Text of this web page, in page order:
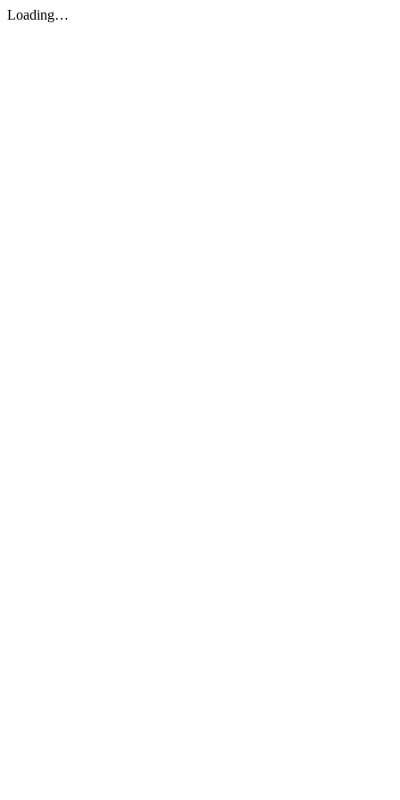
Loading…